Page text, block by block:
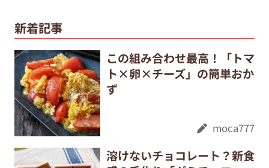
新着記事
この組み合わせ最高！「トマ
ト×卵×チーズ」の簡単おか
ず
moca777
溶けないチョコレート？新食